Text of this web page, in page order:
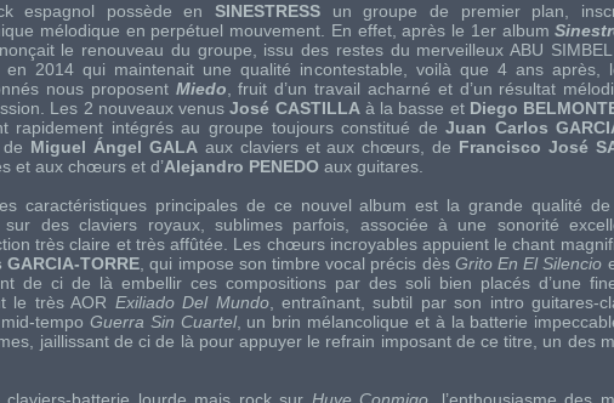
espagnol possède enSINESTRESS un groupe de premier plan,
mélodique en perpétuel mouvement. En effet, après le 1er album
le renouveau du groupe, issu des restes du merveilleuxABU SIMBEL
en 2014 qui maintenait une qualité incontestable, voilà que 4 ans après,
nous proposent Miedo , fruit d’un travail acharné et d’un résultat
Les 2 nouveaux venusJosé CASTILLA à la basse et Diego
rapidement intégrés au groupe toujours constitué deJuan Carlos
Miguel Ángel GALA aux claviers et aux chœurs, de Francisco José
et aux chœurs et d’Alejandro PENEDO aux guitares.
caractéristiques principales de ce nouvel album est la grande qualité de
sur des claviers royaux, sublimes parfois, associée à une sonorité
très claire et très affûtée. Les chœurs incroyables appuient le chant
GARCIA-TORRE , qui impose son timbre vocal précis dès Grito En El Silencio
de ci de là embellir ces compositions par des soli bien placés d’une
le trèsAOR Exiliado Del Mundo, entraînant, subtil par son intro guitares-
tempo Guerra Sin Cuartel, un brin mélancolique et à la batterie
jaillissant de ci de là pour appuyer le refrain imposant de ce titre, un des